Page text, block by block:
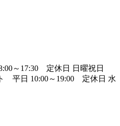
～17:30 定休日 日曜祝日
平日 10:00～19:00 定休日 水